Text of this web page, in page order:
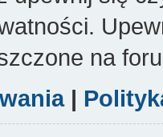
na
|